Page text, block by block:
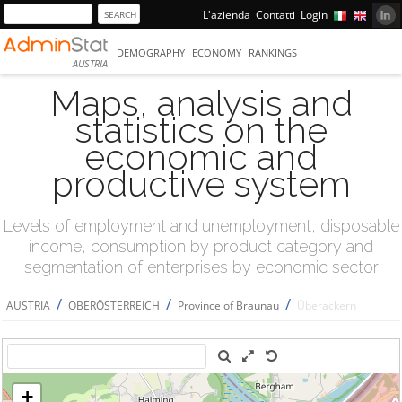
L'azienda Contatti Login
AUSTRIA
DEMOGRAPHY ECONOMY RANKINGS
Maps, analysis and
statistics on the
economic and
productive system
Levels of employment and unemployment, disposable
income, consumption by product category and
segmentation of enterprises by economic sector
AUSTRIA / OBERÖSTERREICH / Province of Braunau / Überackern